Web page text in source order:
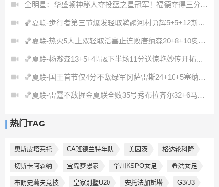
全明星：华盛顿神秘人夺投篮之星冠军！福德夺得三分大赛冠军！
🏀夏联-步行者第三节爆发轻取鹈鹕河村勇辉5+5+12斯劳森22分
🏀夏联-热火5人上双轻取活塞止连败唐纳森20+8+10奥科里27分
🏀夏联-杨瀚森13+5+4帽&下半场11分送惊艳妙传开拓者力克掘金
🏀夏联-国王首节仅4分不敌绿军冈萨雷斯24+10+5塞纳克10+12
🏀夏联-雷霆不敌掘金夏联全败35号秀布拉齐尔32+6马拉14+7+6
热门TAG
奥斯皮塔莱托 CA班德兰特年队 美因茨 格达轮科隆
切斯卡阿森纳 宝岛梦想家 华川KSPO女足 希洪女足
布朗史葛夫竞技 皇家别墅U20 安托法加斯塔 G3/J3